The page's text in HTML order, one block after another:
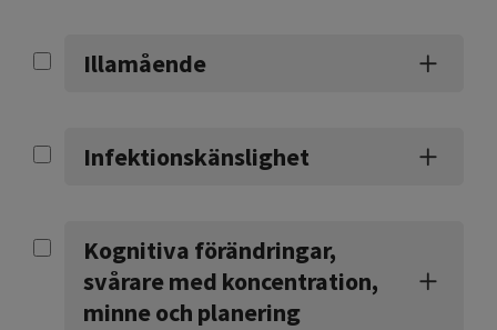
Illamående
Infektionskänslighet
Kognitiva förändringar,
svårare med koncentration,
minne och planering